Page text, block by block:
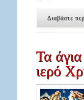
Διαβάστε
Τα
ιερό